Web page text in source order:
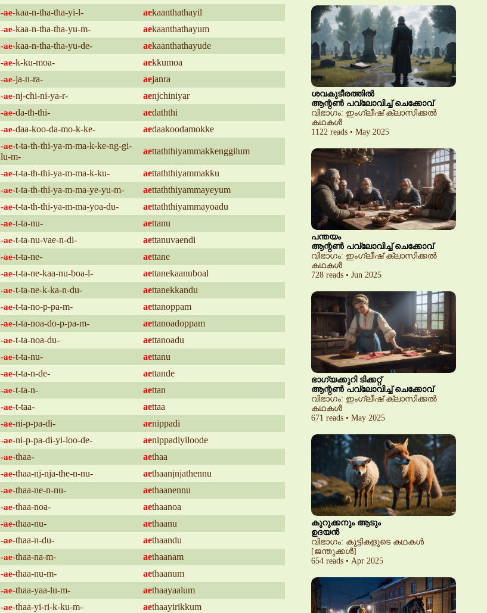
-ae-kaa-n-tha-tha-yi-l- aekaanthathayil
-ae-kaa-n-tha-tha-yu-m- aekaanthathayum
-ae-kaa-n-tha-tha-yu-de- aekaanthathayude
-ae-k-ku-moa- aekkumoa
-ae-ja-n-ra- aejanra
-ae-nj-chi-ni-ya-r- aenjchiniyar
-ae-da-th-thi- aedaththi
-ae-daa-koo-da-mo-k-ke- aedaakoodamokke
-ae-t-ta-th-thi-ya-m-ma-k-ke-ng-gi-
lu-m-
aettaththiyammakkenggilum
-ae-t-ta-th-thi-ya-m-ma-k-ku- aettaththiyammakku
-ae-t-ta-th-thi-ya-m-ma-ye-yu-m- aettaththiyammayeyum
-ae-t-ta-th-thi-ya-m-ma-yoa-du- aettaththiyammayoadu
-ae-t-ta-nu- aettanu
-ae-t-ta-nu-vae-n-di- aettanuvaendi
-ae-t-ta-ne- aettane
-ae-t-ta-ne-kaa-nu-boa-l- aettanekaanuboal
-ae-t-ta-ne-k-ka-n-du- aettanekkandu
-ae-t-ta-no-p-pa-m- aettanoppam
-ae-t-ta-noa-do-p-pa-m- aettanoadoppam
-ae-t-ta-noa-du- aettanoadu
-ae-t-ta-nu- aettanu
-ae-t-ta-n-de- aettande
-ae-t-ta-n- aettan
-ae-t-taa- aettaa
-ae-ni-p-pa-di- aenippadi
-ae-ni-p-pa-di-yi-loo-de- aenippadiyiloode
-ae-thaa- aethaa
-ae-thaa-nj-nja-the-n-nu- aethaanjnjathennu
-ae-thaa-ne-n-nu- aethaanennu
-ae-thaa-noa- aethaanoa
-ae-thaa-nu- aethaanu
-ae-thaa-n-du- aethaandu
-ae-thaa-na-m- aethaanam
-ae-thaa-nu-m- aethaanum
-ae-thaa-yaa-lu-m- aethaayaalum
-ae-thaa-yi-ri-k-ku-m- aethaayirikkum
ശവകുടീരത്തിൽ
ആന്റൺ പവ്‌ലോവിച്ച് ചെക്കോവ്
വിഭാഗം: ഇംഗ്ലീഷ് ക്ലാസിക്കൽ
കഥകൾ
1122 reads • May 2025
പന്തയം
ആന്റൺ പവ്‌ലോവിച്ച് ചെക്കോവ്
വിഭാഗം: ഇംഗ്ലീഷ് ക്ലാസിക്കൽ
കഥകൾ
728 reads • Jun 2025
ഭാഗ്യക്കുറി ടിക്കറ്റ്
ആന്റൺ പവ്‌ലോവിച്ച് ചെക്കോവ്
വിഭാഗം: ഇംഗ്ലീഷ് ക്ലാസിക്കൽ
കഥകൾ
671 reads • May 2025
കുറുക്കനും ആടും
ഉദയൻ
വിഭാഗം: കുട്ടികളുടെ കഥകൾ
[ജന്തുക്കൾ]
654 reads • Apr 2025